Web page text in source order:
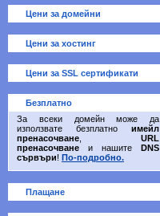
Цени за домейни
Цени за хостинг
Цени за SSL сертификати
Безплатно
За всеки домейн може да
използвате безплатно имейл
пренасочване
URL
пренасочване и нашите DNS
сървъри! По-подробно.
Плащане